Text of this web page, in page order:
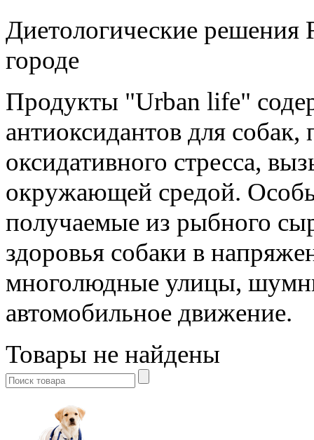
Диетологические
городе
Продукты "Urban life"
антиоксидантов для
оксидативного стресса,
окружающей средой.
получаемые из рыбного
здоровья собаки в
многолюдные улицы,
автомобильное движение.
Товары не найдены